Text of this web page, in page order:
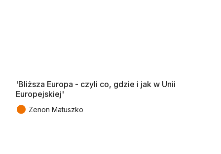
'Bliższa Europa - czyli co, gdzie i jak w Unii
Europejskiej'
● Zenon Matuszko